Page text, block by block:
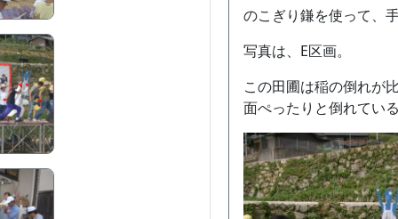
のこぎり鎌を使って、
写真は、E区画。
この田圃は稲の倒れが
面ぺったりと倒れてい